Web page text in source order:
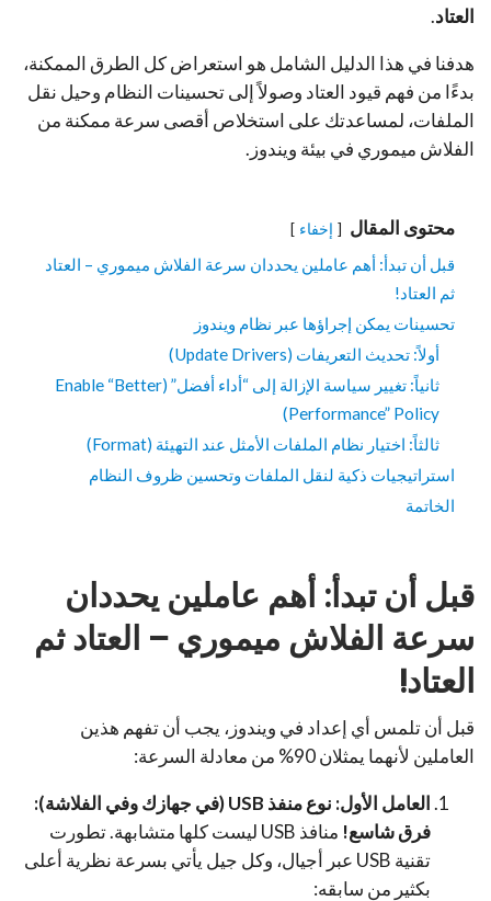
العتاد.
هدفنا في هذا الدليل الشامل هو استعراض كل الطرق الممكنة،
بدءًا من فهم قيود العتاد وصولاً إلى تحسينات النظام وحيل نقل
الملفات، لمساعدتك على استخلاص أقصى سرعة ممكنة من
الفلاش ميموري في بيئة ويندوز.
محتوى المقال إخفاء
قبل أن تبدأ: أهم عاملين يحددان سرعة الفلاش ميموري – العتاد
ثم العتاد!
تحسينات يمكن إجراؤها عبر نظام ويندوز
أولاً: تحديث التعريفات (Update Drivers)
ثانياً: تغيير سياسة الإزالة إلى “أداء أفضل” (Enable “Better
Performance” Policy)
ثالثاً: اختيار نظام الملفات الأمثل عند التهيئة (Format)
استراتيجيات ذكية لنقل الملفات وتحسين ظروف النظام
الخاتمة
قبل أن تبدأ: أهم عاملين يحددان
سرعة الفلاش ميموري – العتاد ثم
العتاد!
قبل أن تلمس أي إعداد في ويندوز، يجب أن تفهم هذين
العاملين لأنهما يمثلان 90% من معادلة السرعة:
العامل الأول: نوع منفذ USB (في جهازك وفي الفلاشة):
فرق شاسع!
منافذ USB ليست كلها متشابهة. تطورت
تقنية USB عبر أجيال، وكل جيل يأتي بسرعة نظرية أعلى
بكثير من سابقه: